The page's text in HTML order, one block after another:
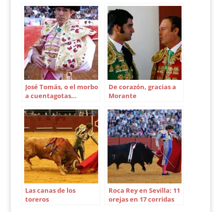
José Tomás, o el morbo
a cuentagotas…
De corazón, gracias a
Morante
Las canas de los
toreros
Roca Rey en Sevilla: 11
orejas en 17 corridas